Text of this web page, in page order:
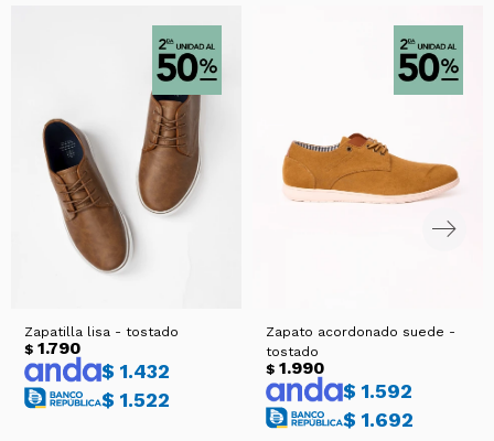
Zapatilla lisa - tostado
$ 1.790
$ 1.432
$ 1.522
Zapato acordonado suede -
tostado
$ 1.990
$ 1.592
$ 1.692